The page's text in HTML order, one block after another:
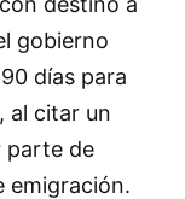
gobierno
días para
al citar un
parte de
emigración.